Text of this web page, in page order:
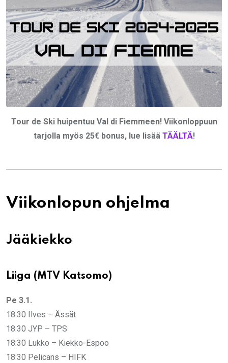
Tour de Ski huipentuu Val di Fiemmeen! Viikonloppuun
tarjolla myös 25€ bonus, lue lisää TÄÄLTÄ!
Viikonlopun ohjelma
Jääkiekko
Liiga (MTV Katsomo)
Pe 3.1.
18:30 Ilves – Ässät
18:30 JYP – TPS
18:30 Lukko – Kiekko-Espoo
18:30 Pelicans – HIFK